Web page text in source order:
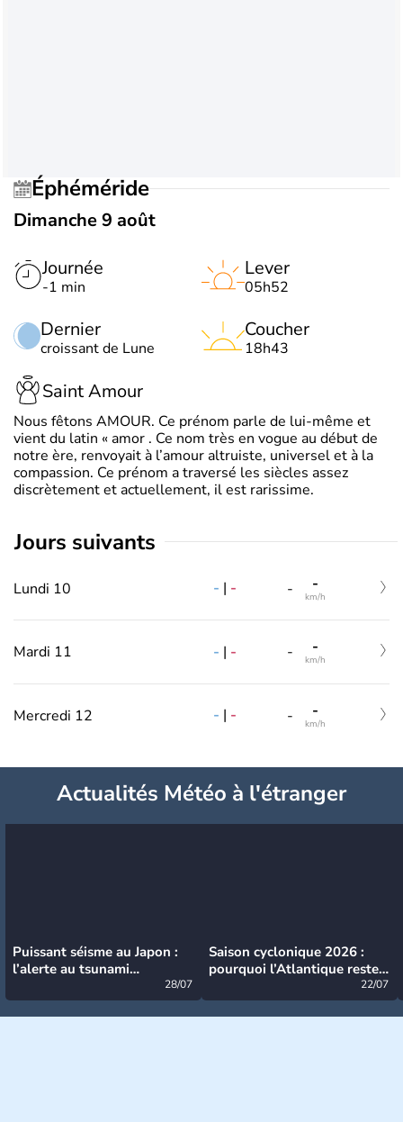
Éphéméride
Dimanche 9 août
Journée
-1 min
Dernier
croissant de Lune
Lever
05h52
Coucher
18h43
Saint Amour
Nous fêtons AMOUR. Ce prénom parle de lui-même et
vient du latin « amor . Ce nom très en vogue au début de
notre ère, renvoyait à l’amour altruiste, universel et à la
compassion. Ce prénom a traversé les siècles assez
discrètement et actuellement, il est rarissime.
jours suivants
Lundi 10 - | - - -
km/h
Mardi 11 - | - - -
km/h
Mercredi 12 - | - - -
km/h
Actualités Météo à l'étranger
Puissant séisme au Japon :
l’alerte au tsunami
28/07
Saison cyclonique 2026 :
pourquoi l’Atlantique reste
22/07